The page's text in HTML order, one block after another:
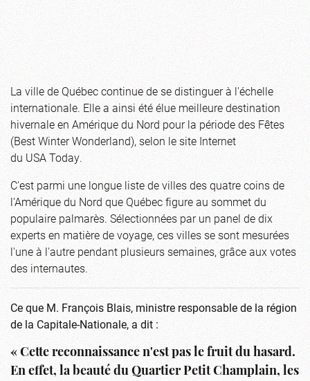
La ville de Québec continue de se distinguer à l'échelle
internationale. Elle a ainsi été élue meilleure destination
hivernale en Amérique du Nord pour la période des Fêtes
(Best Winter Wonderland), selon le site Internet
du USA Today.
C'est parmi une longue liste de villes des quatre coins de
l'Amérique du Nord que Québec figure au sommet du
populaire palmarès. Sélectionnées par un panel de dix
experts en matière de voyage, ces villes se sont mesurées
l'une à l'autre pendant plusieurs semaines, grâce aux votes
des internautes.
Ce que M. François Blais, ministre responsable de la région
de la Capitale-Nationale, a dit :
« Cette reconnaissance n'est pas le fruit du hasard.
En effet, la beauté du Quartier Petit Champlain, les